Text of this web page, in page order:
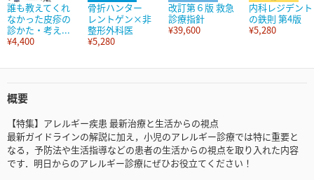
誰も教えてくれ
なかった皮疹の
診かた・考え...
¥4,400
骨折ハンター
レントゲン×非
整形外科医
¥5,280
改訂第６版 救急
診療指針
¥39,600
内科レジデント
の鉄則 第4版
¥5,280
概要
【特集】アレルギー疾患 最新治療と生活からの視点
最新ガイドラインの解説に加え，小児のアレルギー診療では特に重要と
なる，予防法や生活指導などの患者の生活からの視点を取り入れた内容
です．明日からのアレルギー診療にぜひお役立てください！